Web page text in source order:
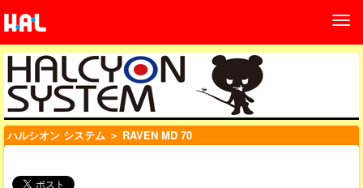
ハルシオン システム ＞ RAVEN MD 70